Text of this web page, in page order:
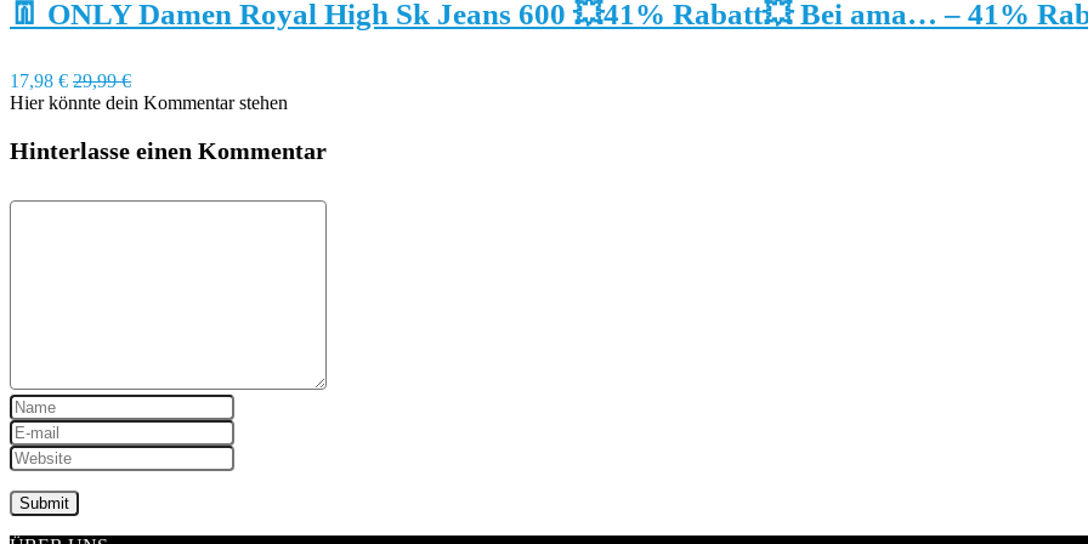
👖 ONLY Damen Royal High Sk Jeans 600 💥41% Rabatt💥 Bei ama… – 41%
17,98 € 29,99 €
Hier könnte dein Kommentar stehen
Hinterlasse einen Kommentar